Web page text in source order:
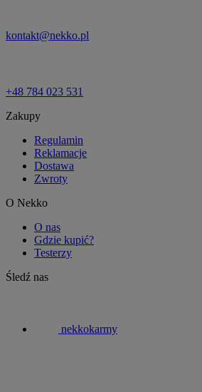
kontakt@nekko.pl
+48 784 023 531
Zakupy
Regulamin
Reklamacje
Dostawa
Zwroty
O Nekko
O nas
Gdzie kupić?
Testerzy
Śledź nas
nekkokarmy